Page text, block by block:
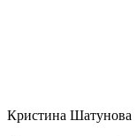
Кристина Шатунова